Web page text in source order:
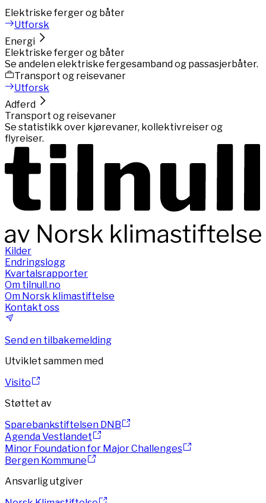
Elektriske ferger og båter
Utforsk
Energi
Elektriske ferger og båter
Se andelen elektriske fergesamband og passasjerbåter.
Transport og reisevaner
Utforsk
Adferd
Transport og reisevaner
Se statistikk over kjørevaner, kollektivreiser og
flyreiser.
Kilder
Endringslogg
Kvartalsrapporter
Om tilnull.no
Om Norsk klimastiftelse
Kontakt oss
Send en tilbakemelding
Utviklet sammen med
Visito
Støttet av
Sparebankstiftelsen DNB
Agenda Vestlandet
Minor Foundation for Major Challenges
Bergen Kommune
Ansvarlig utgiver